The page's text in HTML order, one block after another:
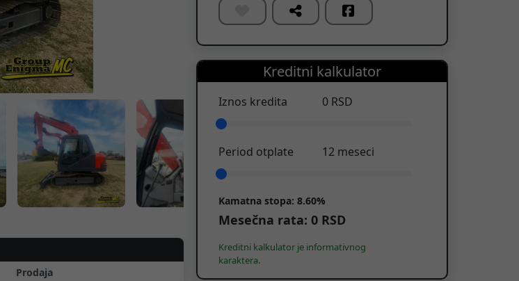
Prodaja
Kreditni kalkulator
Iznos kredita 0 RSD
Period otplate 12 meseci
Kamatna stopa: 8.60%
Mesečna rata: 0 RSD
Kreditni kalkulator je informativnog
karaktera.